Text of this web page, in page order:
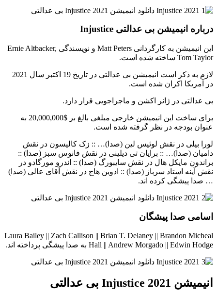
درباره انیمیشن بی عدالتی Injustice
این انیمیشن به کارگردانی Matt Peters و نویسندگی Ernie Altbacker,
Tom Taylor ساخته شده است.
لازم به ذکر است انیمیشن بی عدالتی در تاریخ 19 اکتبر سال 2021
در آمریکا اکران شده است.
بی عدالتی در ژانر اکشن و ماجراجویی قرار دارد.
برای ساخت این انیمیشن خارجی مبلغی بالغ بر $20,000,000 به
عنوان بودجه در نظر گرفته شده است.
لورا بیلی در نقش لوئیس لین (صدا)… :: زک کالیسون در نقش
دامیان (صدا)… :: برایان تی دیلینی در نقش فانوس سبز (صدا) ::
براندون مایکل هال در نقش سایبورگ (صدا) :: اندرو مورگادو در
نقش آینه استاد سرباز (صدا) :: ادوین هاج در نقش آقای عالی (صدا)
… صدا پیشگی کرده اند.
اسامی صدا پیشگان
Laura Bailey || Zach Callison || Brian T. Delaney || Brandon Micheal
Hall || Andrew Morgado || Edwin Hodge به صدا پیشگی پرداخته اند.
انیمیشن Injustice 2021 بی عدالتی